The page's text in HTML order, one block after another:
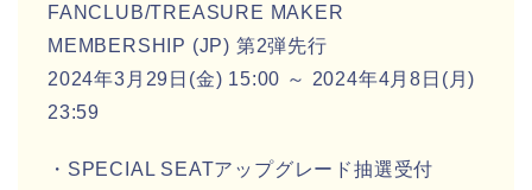
FANCLUB/TREASURE MAKER
MEMBERSHIP (JP) 第2弾先行
2024年3月29日(金) 15:00 ～ 2024年4月8日(月)
23:59
・SPECIAL SEATアップグレード抽選受付